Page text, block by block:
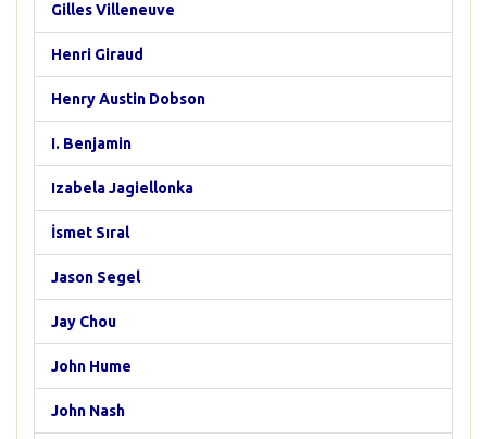
Gilles Villeneuve
Henri Giraud
Henry Austin Dobson
I. Benjamin
Izabela Jagiellonka
İsmet Sıral
Jason Segel
Jay Chou
John Hume
John Nash